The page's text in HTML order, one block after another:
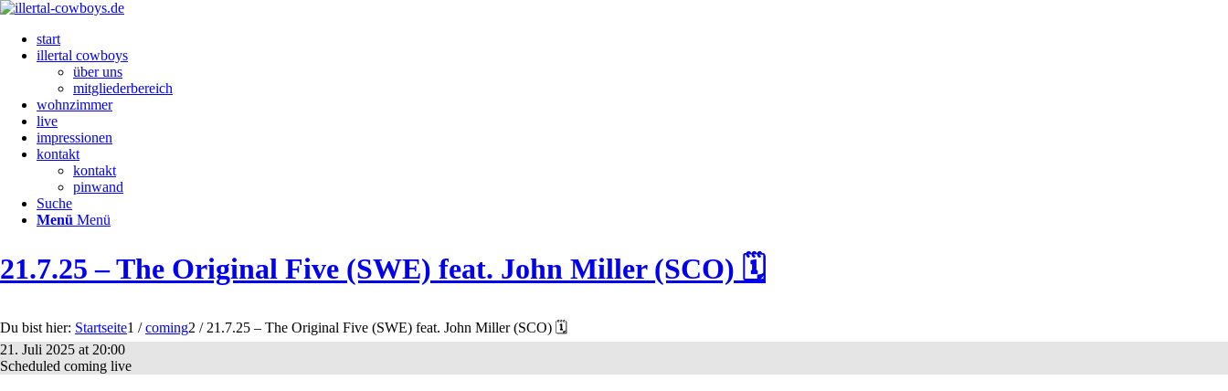
start
illertal cowboys
über uns
mitgliederbereich
wohnzimmer
live
impressionen
kontakt
kontakt
pinwand
Suche
Menü Menü
21.7.25 – The Original Five (SWE) feat. John Miller (SCO) 🗓
Du bist hier: Startseite1 / coming2 / 21.7.25 – The Original Five (SWE) feat. John Miller (SCO) 🗓
21. Juli 2025 at 20:00
Scheduled coming live